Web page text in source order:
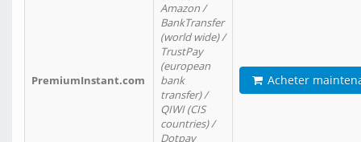
PremiumInstant.com
Amazon /
BankTransfer
(world wide) /
TrustPay
(european
bank
transfer) /
QIWI (CIS
countries) /
Dotpay
Acheter